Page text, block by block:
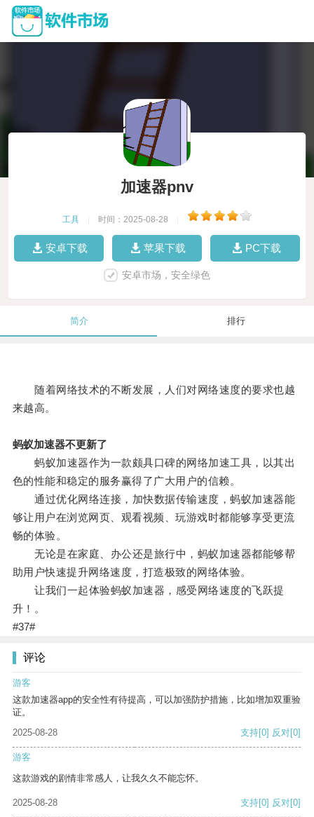
加速器pnv
工具 时间：2025-08-28
安卓下载 苹果下载 PC下载
安卓市场，安全绿色
简介 排行
随着网络技术的不断发展，人们对网络速度的要求也越
来越高。
蚂蚁加速器不更新了
蚂蚁加速器作为一款颇具口碑的网络加速工具，以其出
色的性能和稳定的服务赢得了广大用户的信赖。
通过优化网络连接，加快数据传输速度，蚂蚁加速器能
够让用户在浏览网页、观看视频、玩游戏时都能够享受更流
畅的体验。
无论是在家庭、办公还是旅行中，蚂蚁加速器都能够帮
助用户快速提升网络速度，打造极致的网络体验。
让我们一起体验蚂蚁加速器，感受网络速度的飞跃提
升！。
#37#
评论
游客
这款加速器app的安全性有待提高，可以加强防护措施，比如增加双重验
证。
2025-08-28
支持[0] 反对[0]
游客
这款游戏的剧情非常感人，让我久久不能忘怀。
2025-08-28 支持[0] 反对[0]